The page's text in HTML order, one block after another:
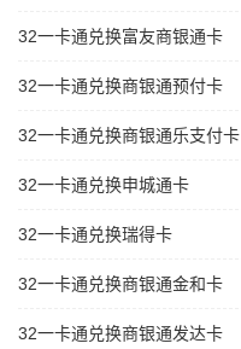
32一卡通兑换富友商银通卡
32一卡通兑换商银通预付卡
32一卡通兑换商银通乐支付卡
32一卡通兑换申城通卡
32一卡通兑换瑞得卡
32一卡通兑换商银通金和卡
32一卡通兑换商银通发达卡